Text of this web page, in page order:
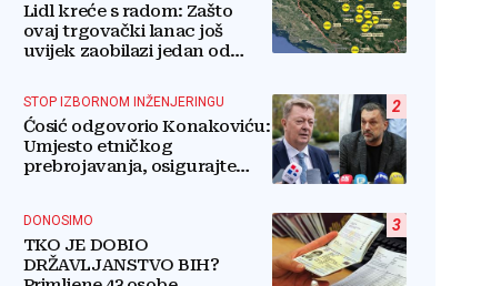
Lidl kreće s radom: Zašto
ovaj trgovački lanac još
uvijek zaobilazi jedan od
2
STOP IZBORNOM INŽENJERINGU
Ćosić odgovorio Konakoviću:
Umjesto etničkog
prebrojavanja, osigurajte
3
DONOSIMO
TKO JE DOBIO
DRŽAVLJANSTVO BIH?